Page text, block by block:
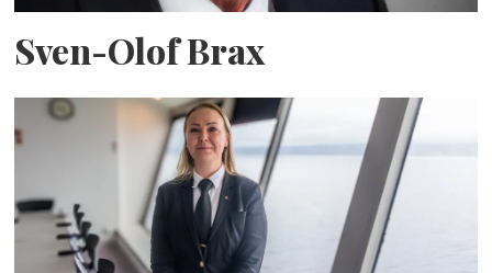
Sven-Olof Brax